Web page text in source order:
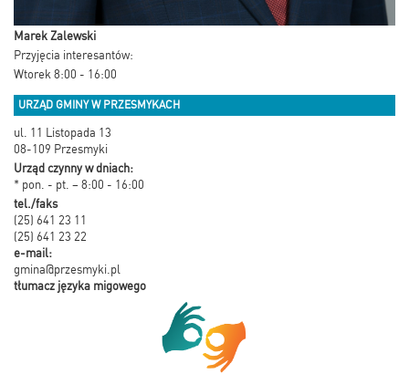
Marek Zalewski
Przyjęcia interesantów:
Wtorek 8:00 - 16:00
URZĄD GMINY W PRZESMYKACH
ul. 11 Listopada 13
08-109 Przesmyki
Urząd czynny w dniach:
* pon. - pt. – 8:00 - 16:00
tel./faks
(25) 641 23 11
(25) 641 23 22
e-mail:
gmina@przesmyki.pl
tłumacz języka migowego